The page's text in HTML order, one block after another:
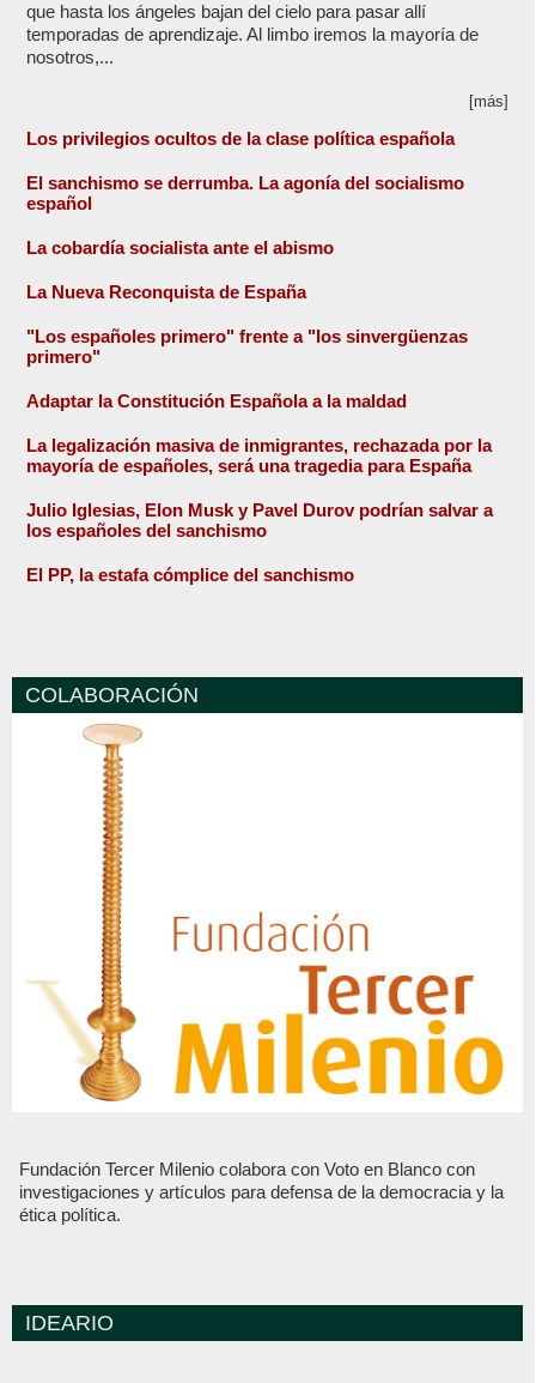
que hasta los ángeles bajan del cielo para pasar allí
temporadas de aprendizaje. Al limbo iremos la mayoría de
nosotros,...
[más]
Los privilegios ocultos de la clase política española
El sanchismo se derrumba. La agonía del socialismo
español
La cobardía socialista ante el abismo
La Nueva Reconquista de España
"Los españoles primero" frente a "los sinvergüenzas
primero"
Adaptar la Constitución Española a la maldad
La legalización masiva de inmigrantes, rechazada por la
mayoría de españoles, será una tragedia para España
Julio Iglesias, Elon Musk y Pavel Durov podrían salvar a
los españoles del sanchismo
El PP, la estafa cómplice del sanchismo
COLABORACIÓN
Fundación Tercer Milenio colabora con Voto en Blanco con
investigaciones y artículos para defensa de la democracia y la
ética política.
IDEARIO